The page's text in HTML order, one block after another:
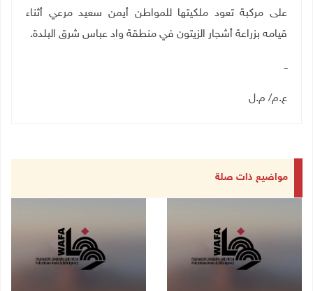
على مركبة تعود ملكيتها للمواطن أيمن سعيد مرعي أثناء
قيامه بزراعة أشجار الزيتون في منطقة واد عباس شرق البلدة.
ــ
ع.م/ م.ل
مواضيع ذات صلة